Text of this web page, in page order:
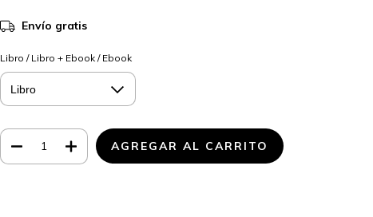
Envío gratis
Libro / Libro + Ebook / Ebook